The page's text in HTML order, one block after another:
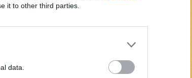
it to other third parties.
data.
coûte 46 euros
du séjour. Il